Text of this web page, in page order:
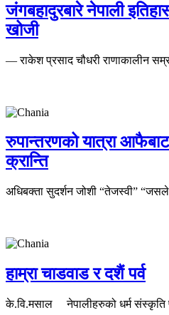
जंगबहादुरबारे नेपाली
खोजी
— राकेश प्रसाद चौधरी राणाकालीन
रुपान्तरणको यात्रा
क्रान्ति
अधिबक्ता सुदर्शन जोशी “तेजस्वी” “जसले
हाम्रा चाडवाड र दशैं पर्व
के.वि.मसाल नेपालीहरुको धर्म संस्कृति